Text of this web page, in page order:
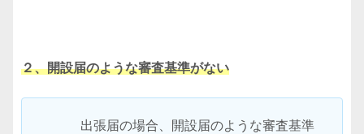
２、開設届のような審査基準がない
出張届の場合、開設届のような審査基準